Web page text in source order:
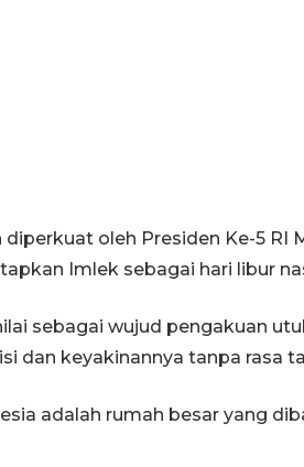
oleh Presiden Ke-5 RI
Imlek sebagai hari libur
sebagai wujud pengakuan
dan keyakinannya tanpa rasa
adalah rumah besar yang